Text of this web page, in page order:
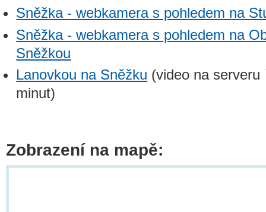
Sněžka - webkamera s pohledem na
Sněžka - webkamera s pohledem na
Sněžkou
Lanovkou na Sněžku (video na serveru
minut)
Zobrazení na mapě: